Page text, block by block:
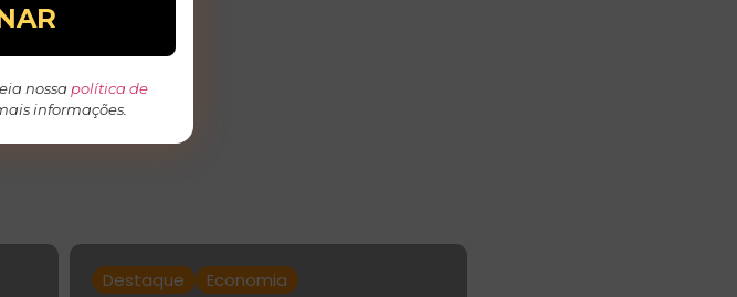
nossa política de
informações.
Destaque Economia